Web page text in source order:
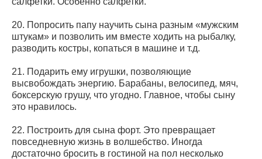
20. Попросить папу научить сына разным «мужским
штукам» и позволить им вместе ходить на рыбалку,
разводить костры, копаться в машине и т.д.
21. Подарить ему игрушки, позволяющие
высвобождать энергию. Барабаны, велосипед, мяч,
боксерскую грушу, что угодно. Главное, чтобы сыну
это нравилось.
22. Построить для сына форт. Это превращает
повседневную жизнь в волшебство. Иногда
достаточно бросить в гостиной на пол несколько